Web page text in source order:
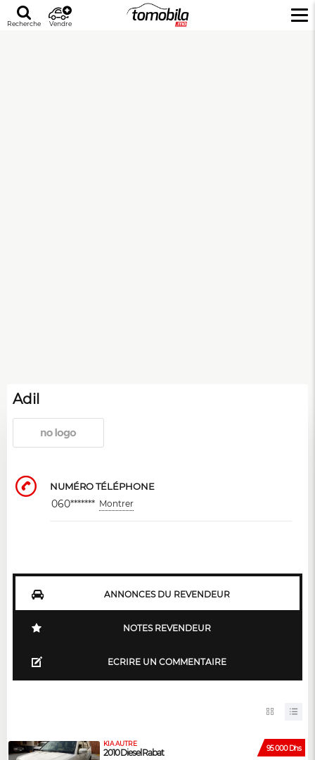
Recherche Vendre
Adil
NUMÉRO TÉLÉPHONE
060******* Montrer
ANNONCES DU REVENDEUR
NOTES REVENDEUR
ECRIRE UN COMMENTAIRE
95 000 Dhs
KIA AUTRE
2010 Diesel Rabat